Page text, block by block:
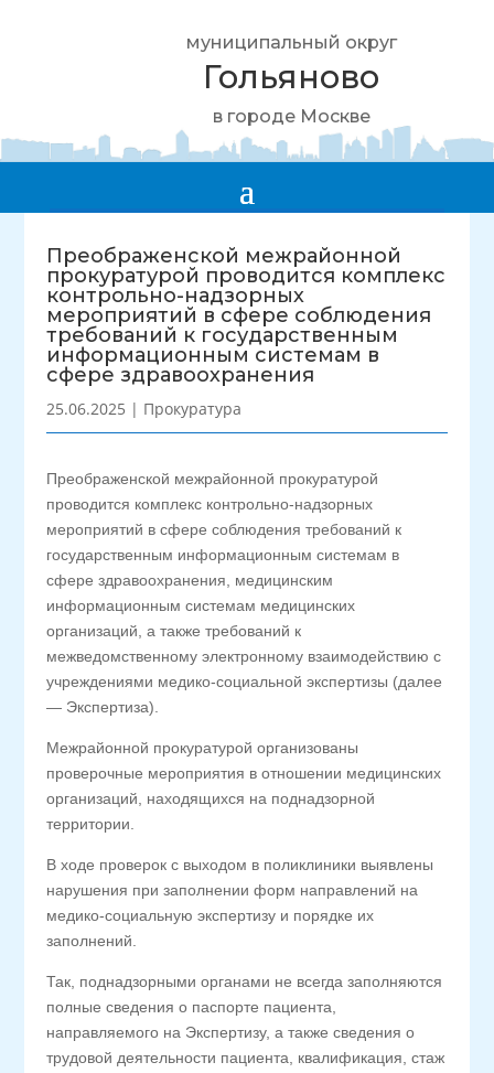
муниципальный округ
Гольяново
в городе Москве
Преображенской межрайонной
прокуратурой проводится комплекс
контрольно-надзорных
мероприятий в сфере соблюдения
требований к государственным
информационным системам в
сфере здравоохранения
25.06.2025 | Прокуратура
Преображенской межрайонной прокуратурой
проводится комплекс контрольно-надзорных
мероприятий в сфере соблюдения требований к
государственным информационным системам в
сфере здравоохранения, медицинским
информационным системам медицинских
организаций, а также требований к
межведомственному электронному взаимодействию с
учреждениями медико-социальной экспертизы (далее
— Экспертиза).
Межрайонной прокуратурой организованы
проверочные мероприятия в отношении медицинских
организаций, находящихся на поднадзорной
территории.
В ходе проверок с выходом в поликлиники выявлены
нарушения при заполнении форм направлений на
медико-социальную экспертизу и порядке их
заполнений.
Так, поднадзорными органами не всегда заполняются
полные сведения о паспорте пациента,
направляемого на Экспертизу, а также сведения о
трудовой деятельности пациента, квалификация, стаж